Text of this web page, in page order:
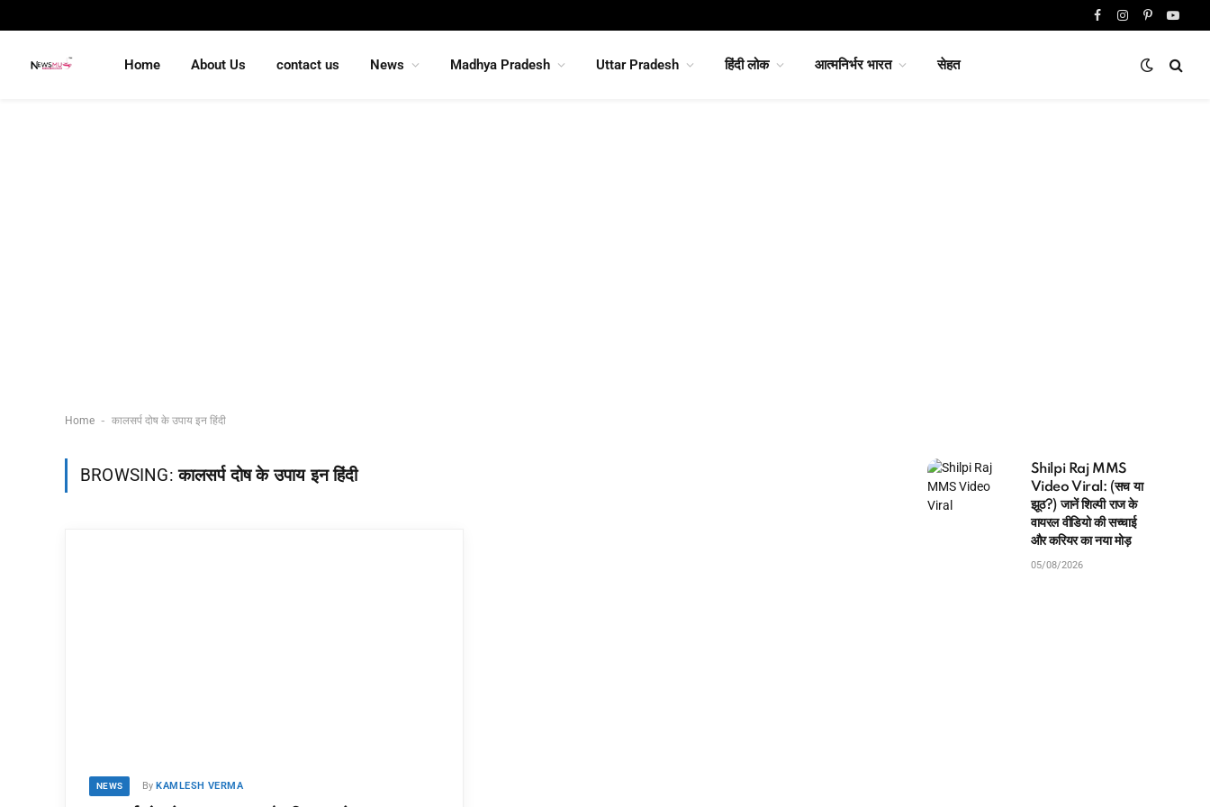
FacebookInstagram
Pinterest
Home About Us contact us News Madhya Pradesh Uttar Pradesh हिंदी लोक आत्मनिर्भर भारत सेहत
Home - कालसर्प दोष के उपाय इन हिंदी
BROWSING:कालसर्प दोष के उपाय इन हिंदी
NEWS By KAMLESH VERMA
Shilpi Raj MMS
Video Viral: (सच या
झूठ?) जानें शिल्पी राज के
वायरल वीडियो की सच्चाई
और करियर का नया मोड़
05/08/2026